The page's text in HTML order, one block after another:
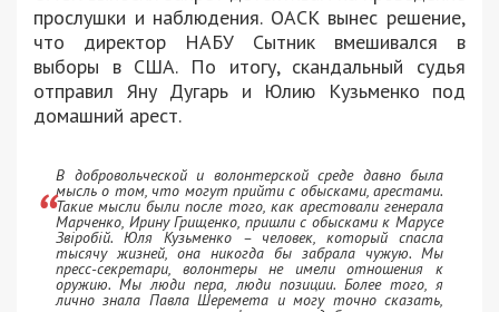
прослушки и наблюдения. ОАСК вынес решение,
что директор НАБУ Сытник вмешивался в
выборы в США. По итогу, скандальный судья
отправил Яну Дугарь и Юлию Кузьменко под
домашний арест.
В добровольческой и волонтерской среде давно была
мысль о том, что могут прийти с обысками, арестами.
Такие мысли были после того, как арестовали генерала
Марченко, Ирину Грищенко, пришли с обысками к Марусе
Звіробій. Юля Кузьменко – человек, который спасла
тысячу жизней, она никогда бы забрала чужую. Мы
пресс-секретари, волонтеры не имели отношения к
оружию. Мы люди пера, люди позиции. Более того, я
лично знала Павла Шеремета и могу точно сказать,